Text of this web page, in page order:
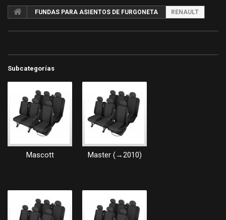
FUNDAS PARA ASIENTOS DE FURGONETA RENAULT
Subcategorías
Mascott Master (→2010)